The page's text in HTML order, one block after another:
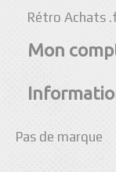
Rétro Achats
Mon
Pas de marque